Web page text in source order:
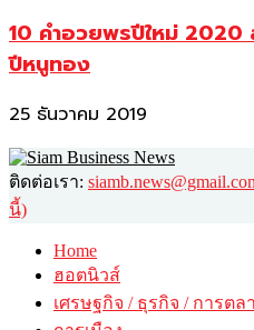
10 คำอวยพรปีใหม่
ปีหนูทอง
25 ธันวาคม 2019
ติดต่อเรา:
นี้)
Home
ฮอตนิวส์
เศรษฐกิจ / ธุรกิจ / การตล